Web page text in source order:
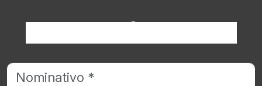
Richiedi informazioni